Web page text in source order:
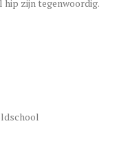
hip zijn tegenwoordig.